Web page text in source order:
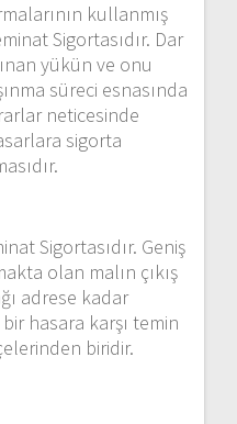
kullanmış
Sigortasıdır. Dar
yükün ve onu
süreci esnasında
neticesinde
sigorta
Sigortasıdır. Geniş
olan malın çıkış
adrese kadar
hasara karşı temin
biridir.